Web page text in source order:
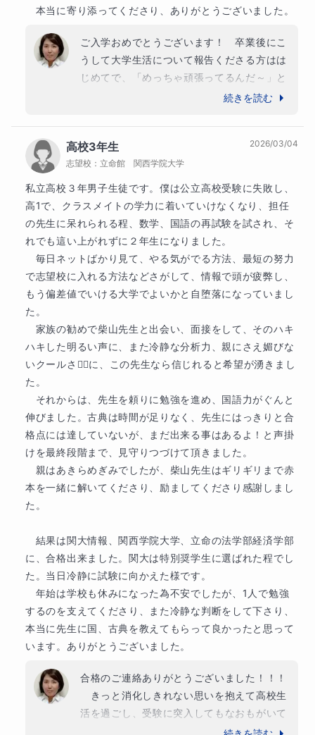
全年齢：書道、ペン字、美文字指導
◆私だけのオリジナルの指導・工夫
━━━━━━━━━━━━━━━━━
私は「読解力＝要約力」だと考え、要約力を高める授
業を行っています（詳細はぜひ動画をご覧くださ
い）。
もう一つ、生徒さんと一緒に取り組んでいることが「G
ood＆New」です。
最近の良かったことや新しい発見をシェアして、相手
に拍手を送るという簡単なゲームです。
家庭教師ならではの双方向のコミュニケーションの中
で、思考力やリサーチ力など読解力につながる習慣を
身につけていきます。
また、書道教室で幼稚園生から高校生まで教えていま
す。
ーーーーーーーーーーーーーーーーーーーー◆◆◆
現役家庭教師の受験ジャーナリストとして、
マナリンクのブログで勉強や受験について発信してい
ます！
国語のお役立ち情報をぜひご覧ください。
ライターとしての実績は紙媒体が多いため著作権の関
書いたものを見てみたい方は気軽にお問い合わせくだ
さい。
保護者様へのメッセージ
現役のコピーライター・ライターとして活動しなが
ら、国語・小論文の講師を務めております柴山です。
実は、国語こそが全ての科目の土台となる「論理的思
考」の要です。私は約25年のライター人生で1万人以上
へのインタビューを行い、膨大な情報を「読み、まと
本当に寄り添ってくださり、ありがとうございました。
ご入学おめでとうございます！　卒業後にこ
うして大学生活について報告くださる方はは
じめてで、「めっちゃ頑張ってるんだ～」と
様子が伺えて、思わず笑顔になりました。し
かも、授業で伝授したことをフル活用してく
れているなんて、最上級の喜びです。法学部
で扱う本は、大学受験時のもとのは比較なら
ないくらい難しいのではないでしょうか。で
もそれが理解できて、学ぶのが楽しいって言
えるなんて素敵です。自分が目指していたこ
とを形にしてくれたように感じました。家庭
教師をしていて本当によかったです。生徒さ
んのおかげで、この仕事の良さに改めて気づ
読みたくなりました。
こちらこそ、たくさんの喜びをもたらしてく
れて本当にありがとうございました！
続きを読む
高校3年生
志望校： 立命館 関西学院大学
2026/03/04
私立高校３年男子生徒です。僕は公立高校受験に失敗し、
高1で、クラスメイトの学力に着いていけなくなり、担任
の先生に呆れられる程、数学、国語の再試験を試され、そ
れでも這い上がれずに２年生になりました。
毎日ネットばかり見て、やる気がでる方法、最短の努力
で志望校に入れる方法などさがして、情報で頭が疲弊し、
もう偏差値でいける大学でよいかと自堕落になっていまし
た。
家族の勧めで柴山先生と出会い、面接をして、そのハキ
ハキした明るい声に、また冷静な分析力、親にさえ媚びな
いクールさ🙂‍↕️に、この先生なら信じれると希望が湧きまし
た。
それからは、先生を頼りに勉強を進め、国語力がぐんと
伸びました。古典は時間が足りなく、先生にはっきりと合
格点には達していないが、まだ出来る事はあるよ！と声掛
けを最終段階まで、見守りつづけて頂きました。
親はあきらめぎみでしたが、柴山先生はギリギリまで赤
本を一緒に解いてくださり、励ましてくださり感謝しまし
た。
結果は関大情報、関西学院大学、立命の法学部経済学部
に、合格出来ました。関大は特別奨学生に選ばれた程でし
た。当日冷静に試験に向かえた様です。
年始は学校も休みになった為不安でしたが、1人で勉強
するのを支えてくださり、また冷静な判断をして下さり、
本当に先生に国、古典を教えてもらって良かったと思って
います。ありがとうございました。
合格のご連絡ありがとうございました！！！
きっと消化しきれない思いを抱えて高校生
活を過ごし、受験に突入してもなおもがいて
おられたと思います。そんな苦しみを私には